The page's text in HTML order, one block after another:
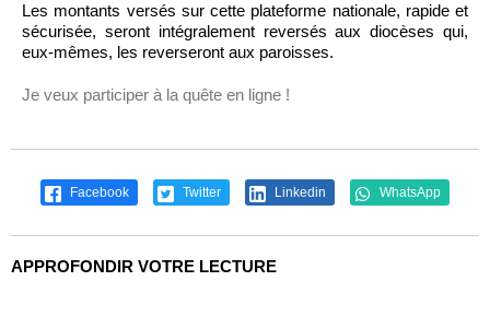
Les montants versés sur cette plateforme nationale, rapide et
sécurisée, seront intégralement reversés aux diocèses qui,
eux-mêmes, les reverseront aux paroisses.
Je veux participer à la quête en ligne !
Facebook Twitter Linkedin WhatsApp
APPROFONDIR VOTRE LECTURE